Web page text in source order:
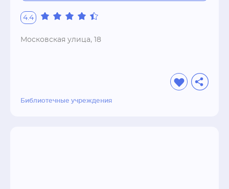
4.4
Московская улица, 18
Библиотечные учреждения